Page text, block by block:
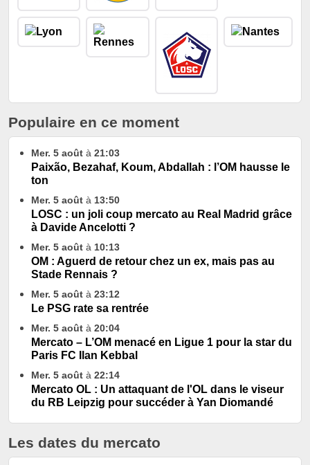
Populaire en ce moment
Mer. 5 août à 21:03
Paixão, Bezahaf, Koum, Abdallah : l’OM hausse le
ton
Mer. 5 août à 13:50
LOSC : un joli coup mercato au Real Madrid grâce
à Davide Ancelotti ?
Mer. 5 août à 10:13
OM : Aguerd de retour chez un ex, mais pas au
Stade Rennais ?
Mer. 5 août à 23:12
Le PSG rate sa rentrée
Mer. 5 août à 20:04
Mercato – L’OM menacé en Ligue 1 pour la star du
Paris FC Ilan Kebbal
Mer. 5 août à 22:14
Mercato OL : Un attaquant de l'OL dans le viseur
du RB Leipzig pour succéder à Yan Diomandé
Les dates du mercato